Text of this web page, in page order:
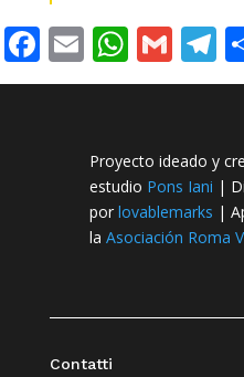
Facebook
Email
Proyecto ideado y
estudio Pons Iani | D
por lovablemarks |
la Asociación Roma
Contatti